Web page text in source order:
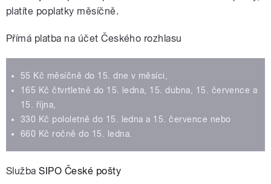
platíte poplatky měsíčně.
Přímá platba na účet Českého rozhlasu
55 Kč měsíčně do 15. dne v měsíci,
165 Kč čtvrtletně do 15. ledna, 15. dubna, 15. července a
15. října,
330 Kč pololetně do 15. ledna a 15. července nebo
660 Kč ročně do 15. ledna.
SlužbaSIPO České pošty